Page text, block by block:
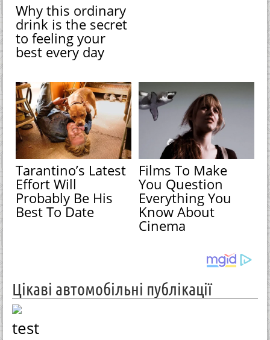
Why this ordinary
drink is the secret
to feeling your
best every day
Tarantino’s Latest
Effort Will
Probably Be His
Best To Date
Films To Make
You Question
Everything You
Know About
Cinema
Цікаві автомобільні публікації
test